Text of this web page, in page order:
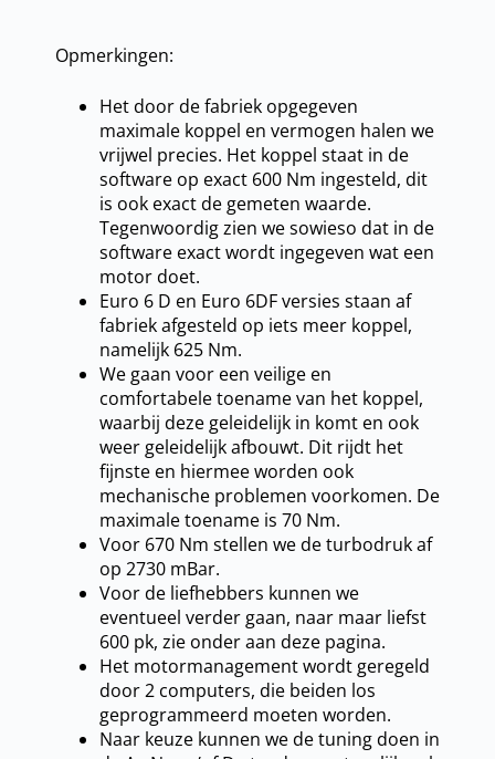
Opmerkingen:
Het door de fabriek opgegeven
maximale koppel en vermogen halen we
vrijwel precies. Het koppel staat in de
software op exact 600 Nm ingesteld, dit
is ook exact de gemeten waarde.
Tegenwoordig zien we sowieso dat in de
software exact wordt ingegeven wat een
motor doet.
Euro 6 D en Euro 6DF versies staan af
fabriek afgesteld op iets meer koppel,
namelijk 625 Nm.
We gaan voor een veilige en
comfortabele toename van het koppel,
waarbij deze geleidelijk in komt en ook
weer geleidelijk afbouwt. Dit rijdt het
fijnste en hiermee worden ook
mechanische problemen voorkomen. De
maximale toename is 70 Nm.
Voor 670 Nm stellen we de turbodruk af
op 2730 mBar.
Voor de liefhebbers kunnen we
eventueel verder gaan, naar maar liefst
600 pk, zie onder aan deze pagina.
Het motormanagement wordt geregeld
door 2 computers, die beiden los
geprogrammeerd moeten worden.
Naar keuze kunnen we de tuning doen in